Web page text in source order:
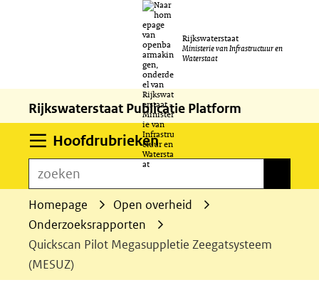
naar
de
inhoud
Rijkswaterstaat
Ministerie van Infrastructuur en
Waterstaat
Rijkswaterstaat Publicatie Platform
HoofdrubriekenUitklappen
zoeken
Homepage
Open overheid
Onderzoeksrapporten
Quickscan Pilot Megasuppletie Zeegatsysteem
(MESUZ)